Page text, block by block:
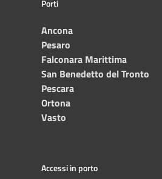
Porti
Ancona
Pesaro
Falconara Marittima
San Benedetto del Tronto
Pescara
Ortona
Vasto
Accessi in porto